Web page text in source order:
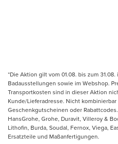
*Die Aktion gilt vom 01.08. bis zum
Badausstellungen sowie im Webshop.
Transportkosten sind in dieser Aktion
Kunde/Lieferadresse. Nicht
Geschenkgutscheinen oder
HansGrohe, Grohe, Duravit, Villeroy &
Lithofin, Burda, Soudal, Fernox, Viega,
Ersatzteile und Maßanfertigungen.